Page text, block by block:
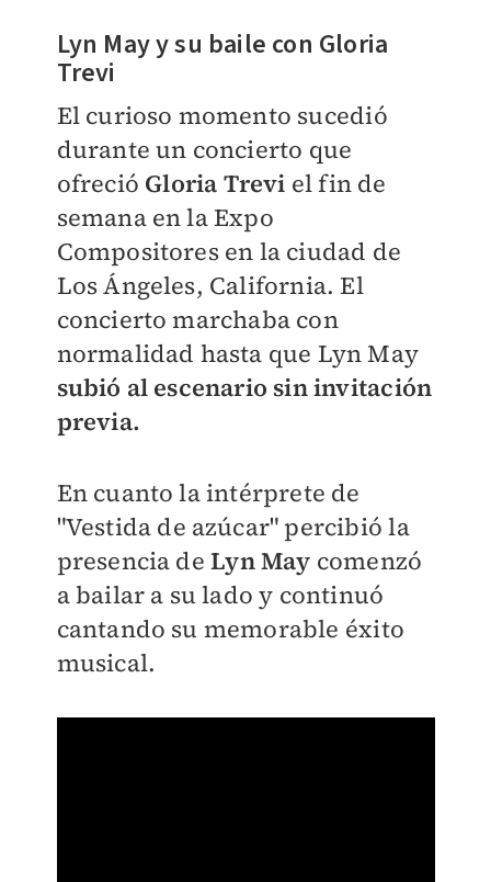
Lyn May y su baile con Gloria
Trevi
El curioso momento sucedió
durante un concierto que
ofreció Gloria Trevi el fin de
semana en la Expo
Compositores en la ciudad de
Los Ángeles, California. El
concierto marchaba con
normalidad hasta que Lyn May
subió al escenario sin invitación
previa.
En cuanto la intérprete de
"Vestida de azúcar" percibió la
presencia deLyn May comenzó
a bailar a su lado y continuó
cantando su memorable éxito
musical.